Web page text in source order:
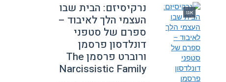
אגו
נרקיסיזם: הבית שבו
העצמי הלך לאיבוד –
ספרם של סטפני
דונלדסון פרסמן
ורוברט פרסמן The
Narcissistic Family